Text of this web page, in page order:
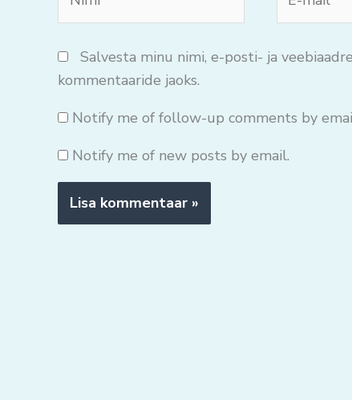
mail*
Salvesta minu nimi, e-posti- ja
kommentaaride jaoks.
Notify me of follow-up comments by
Notify me of new posts by email.